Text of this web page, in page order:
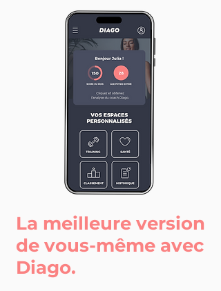
La meilleure version
de vous-même avec
Diago.